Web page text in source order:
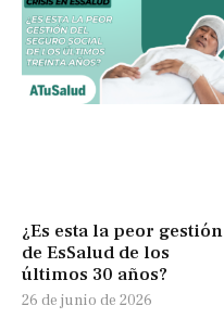
¿Es esta la peor gestión
de EsSalud de los
últimos 30 años?
26 de junio de 2026